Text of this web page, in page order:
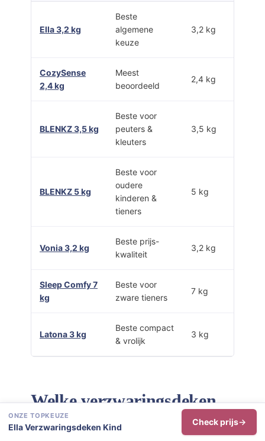
Ella 3,2 kg
Beste
algemene
keuze
3,2 kg
CozySense
2,4 kg
Meest
beoordeeld
2,4 kg
BLENKZ 3,5 kg
Beste voor
peuters &
kleuters
3,5 kg
BLENKZ 5 kg
Beste voor
oudere
kinderen &
tieners
5 kg
Vonia 3,2 kg
Beste prijs-
kwaliteit
3,2 kg
Sleep Comfy 7
kg
Beste voor
zware tieners
7 kg
Latona 3 kg
Beste compact
& vrolijk
3 kg
Welke verzwaringsdeken
past het beste bij jouw
ONZE TOPKEUZE
Ella Verzwaringsdeken Kind Check prijs